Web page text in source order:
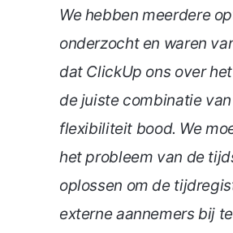
We hebben meerdere
onderzocht en waren
dat ClickUp ons over
de juiste combinatie
flexibiliteit bood. We
het probleem van de
oplossen om de
externe aannemers bij